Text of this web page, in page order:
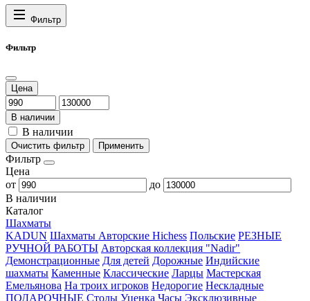
Фильтр
Фильтр
Цена
В наличии
В наличии
Очистить фильтр Применить
Фильтр
Цена
от
до
В наличии
Каталог
Шахматы
KADUN Шахматы Авторские Hichess Польские РЕЗНЫЕ
РУЧНОЙ РАБОТЫ Авторская коллекция "Nadir"
Демонстрационные Для детей Дорожные Индийские
шахматы Каменные Классические Ларцы Мастерская
Емельянова На троих игроков Недорогие Нескладные
ПОДАРОЧНЫЕ Столы Уценка Часы Эксклюзивные